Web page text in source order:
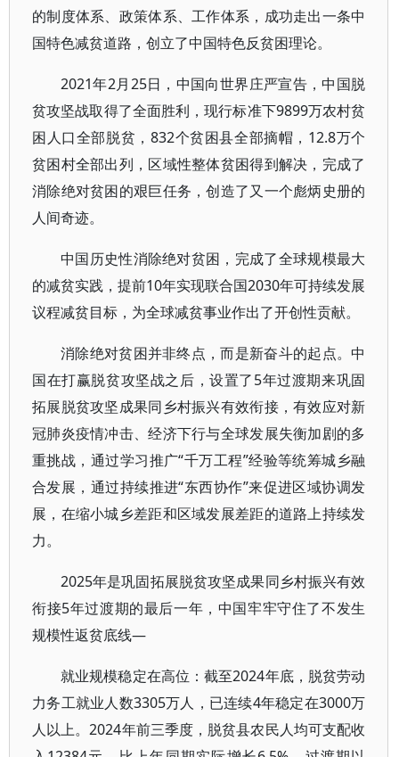
的制度体系、政策体系、工作体系，成功走出一条中
国特色减贫道路，创立了中国特色反贫困理论。
2021年2月25日，中国向世界庄严宣告，中国脱
贫攻坚战取得了全面胜利，现行标准下9899万农村贫
困人口全部脱贫，832个贫困县全部摘帽，12.8万个
贫困村全部出列，区域性整体贫困得到解决，完成了
消除绝对贫困的艰巨任务，创造了又一个彪炳史册的
人间奇迹。
中国历史性消除绝对贫困，完成了全球规模最大
的减贫实践，提前10年实现联合国2030年可持续发展
议程减贫目标，为全球减贫事业作出了开创性贡献。
消除绝对贫困并非终点，而是新奋斗的起点。中
国在打赢脱贫攻坚战之后，设置了5年过渡期来巩固
拓展脱贫攻坚成果同乡村振兴有效衔接，有效应对新
冠肺炎疫情冲击、经济下行与全球发展失衡加剧的多
重挑战，通过学习推广“千万工程”经验等统筹城乡融
合发展，通过持续推进“东西协作”来促进区域协调发
展，在缩小城乡差距和区域发展差距的道路上持续发
力。
2025年是巩固拓展脱贫攻坚成果同乡村振兴有效
衔接5年过渡期的最后一年，中国牢牢守住了不发生
规模性返贫底线—
就业规模稳定在高位：截至2024年底，脱贫劳动
力务工就业人数3305万人，已连续4年稳定在3000万
人以上。2024年前三季度，脱贫县农民人均可支配收